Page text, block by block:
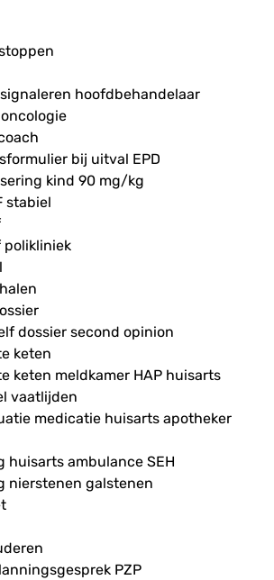
hoofdbehandelaar
bij uitval EPD
kind 90 mg/kg
stabiel
dossier second opinion
keten
keten meldkamer HAP huisarts
vaatlijden
medicatie huisarts apotheker
huisarts ambulance SEH
nierstenen galstenen
PZP